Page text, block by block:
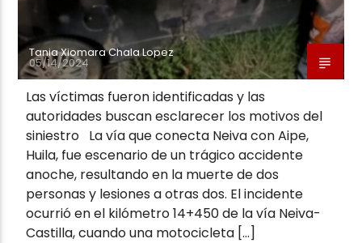
Tania Xiomara Chala Lopez
05/14/2024
Las víctimas fueron identificadas y las
autoridades buscan esclarecer los motivos del
siniestro La vía que conecta Neiva con Aipe,
Huila, fue escenario de un trágico accidente
anoche, resultando en la muerte de dos
personas y lesiones a otras dos. El incidente
ocurrió en el kilómetro 14+450 de la vía Neiva-
Castilla, cuando una motocicleta […]